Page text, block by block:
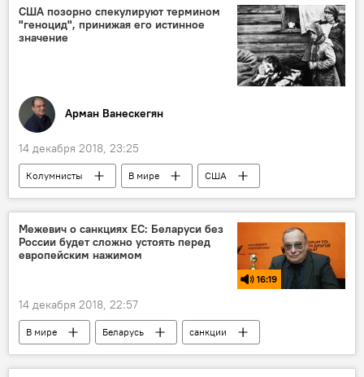
спортсмен
бой Победа
США позорно спекулируют термином
"геноцид", принижая его истинное
значение
Арман Ванескегян
14 декабря 2018, 23:25
Колумнисты В мире США
Межевич о санкциях ЕС: Беларуси без
России будет сложно устоять перед
европейским нажимом
16:19
14 декабря 2018, 22:57
В мире Беларусь
санкции
эксперт
Голос ЕС